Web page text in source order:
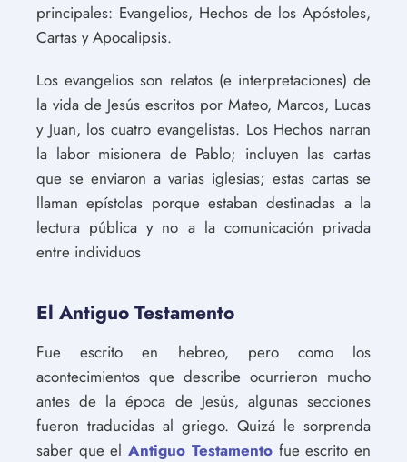
principales: Evangelios, Hechos de los Apóstoles,
Cartas y Apocalipsis.
Los evangelios son relatos (e interpretaciones) de
la vida de Jesús escritos por Mateo, Marcos, Lucas
y Juan, los cuatro evangelistas. Los Hechos narran
la labor misionera de Pablo; incluyen las cartas
que se enviaron a varias iglesias; estas cartas se
llaman epístolas porque estaban destinadas a la
lectura pública y no a la comunicación privada
entre individuos
El Antiguo Testamento
Fue escrito en hebreo, pero como los
acontecimientos que describe ocurrieron mucho
antes de la época de Jesús, algunas secciones
fueron traducidas al griego. Quizá le sorprenda
saber que elAntiguo Testamentofue escrito en